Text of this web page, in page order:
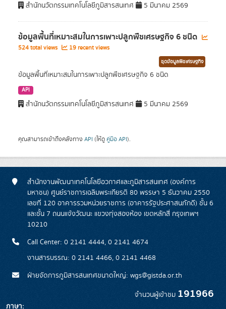
สำนักนวัตกรรมเทคโนโลยีภูมิสารสนเทศ 5 มีนาคม 2569
ข้อมูลพื้นที่เหมาะสมในการเพาะปลูกพืชเศรษฐกิจ 6 ชนิด
524 total views 19 recent views
ชุดข้อมูลพืชเศรษฐกิจ
ข้อมูลพื้นที่เหมาะสมในการเพาะปลูกพืชเศรษฐกิจ 6 ชนิด
API
สำนักนวัตกรรมเทคโนโลยีภูมิสารสนเทศ 5 มีนาคม 2569
คุณสามารถเข้าถึงคลังทาง API (ให้ดู คู่มือ API).
สำนักงานพัฒนาเทคโนโลยีอวกาศและภูมิสารสนเทศ (องค์การ
มหาชน) ศูนย์ราชการเฉลิมพระเกียรติ 80 พรรษา 5 ธันวาคม 2550
เลขที่ 120 อาคารรวมหน่วยราชการ (อาคารรัฐประศาสนภักดี) ชั้น 6
และชั้น 7 ถนนแจ้งวัฒนะ แขวงทุ่งสองห้อง เขตหลักสี่ กรุงเทพฯ
10210
Call Center: 0 2141 4444, 0 2141 4674
งานสารบรรณ: 0 2141 4466, 0 2141 4468
ฝ่ายจัดการภูมิสารสนเทศขนาดใหญ่: wgs@gistda.or.th
จำนวนผู้เข้าชม 191966
ภาษา